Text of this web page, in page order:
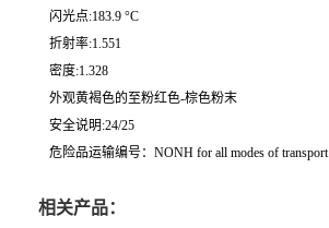
闪光点:183.9 °C
折射率:1.551
密度:1.328
外观黄褐色的至粉红色-棕色粉末
安全说明:24/25
危险品运输编号：NONH for all modes of transport
相关产品：